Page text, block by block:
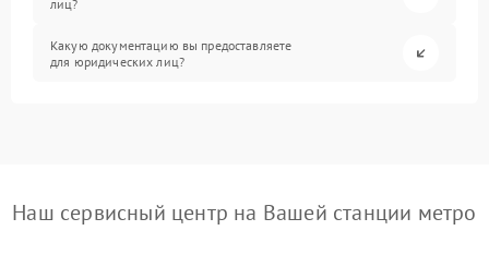
лиц?
Какую документацию вы предоставляете
для юридических лиц?
Наш сервисный центр на Вашей станции метро